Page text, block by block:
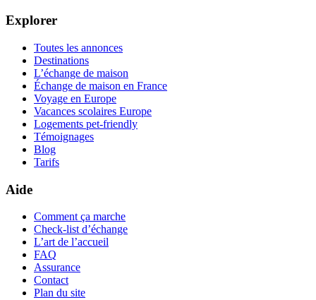
Explorer
Toutes les annonces
Destinations
L’échange de maison
Échange de maison en France
Voyage en Europe
Vacances scolaires Europe
Logements pet-friendly
Témoignages
Blog
Tarifs
Aide
Comment ça marche
Check-list d’échange
L’art de l’accueil
FAQ
Assurance
Contact
Plan du site